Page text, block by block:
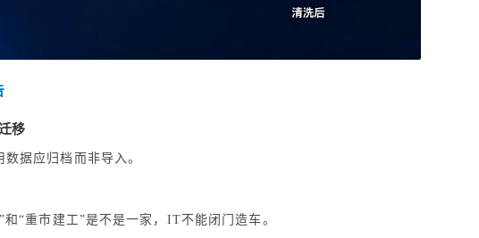
移
据应归档而非导入。
“重市建工”是不是一家，IT不能闭门造车。